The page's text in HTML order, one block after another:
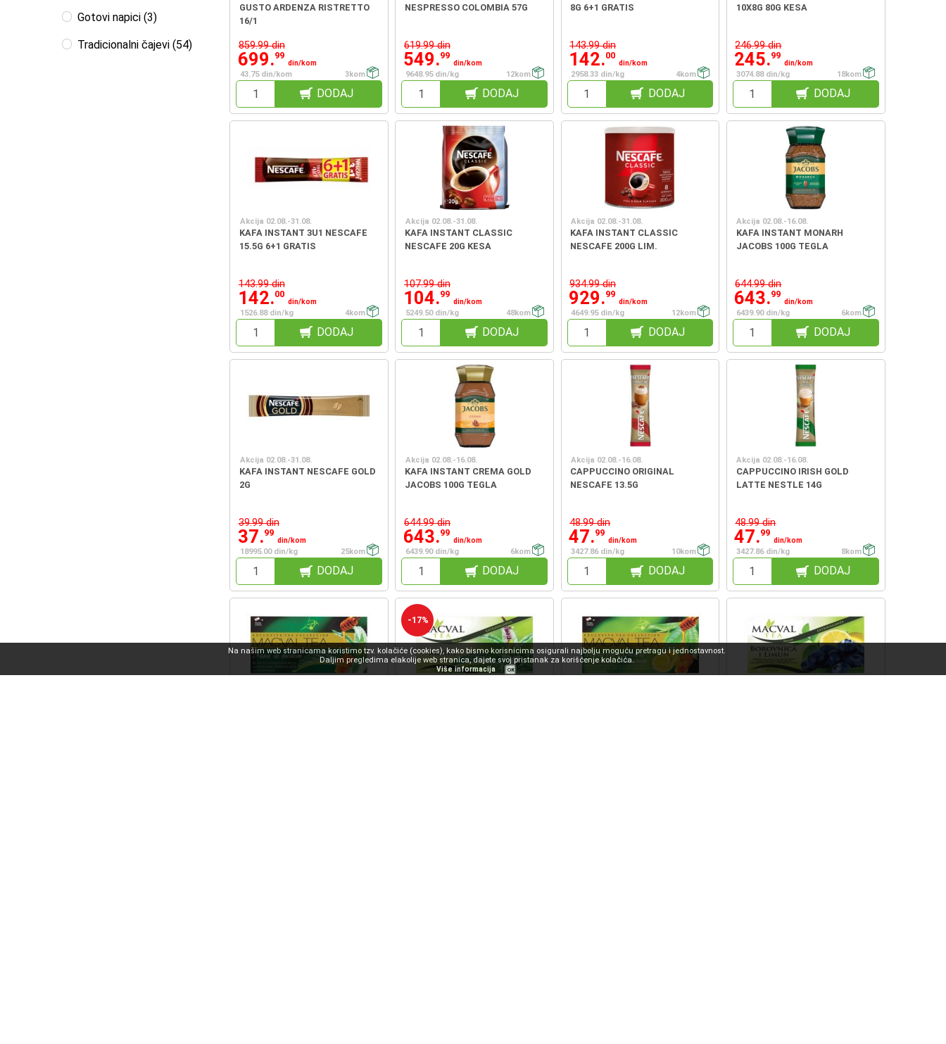
Gotovi napici (3)
Tradicionalni čajevi (54)
GUSTO ARDENZA RISTRETTO
16/1
859.99 din
699.99
din/kom
43.75 din/kom
3kom
DODAJ
NESPRESSO COLOMBIA 57G
619.99 din
549.99
din/kom
9648.95 din/kg
12kom
DODAJ
8G 6+1 GRATIS
143.99 din
142.00
din/kom
2958.33 din/kg
4kom
DODAJ
10X8G 80G KESA
246.99 din
245.99
din/kom
3074.88 din/kg
18kom
DODAJ
Akcija 02.08.-31.08.
KAFA INSTANT 3U1 NESCAFE
15.5G 6+1 GRATIS
143.99 din
142.00
din/kom
1526.88 din/kg
4kom
DODAJ
Akcija 02.08.-31.08.
KAFA INSTANT CLASSIC
NESCAFE 20G KESA
107.99 din
104.99
din/kom
5249.50 din/kg
48kom
DODAJ
Akcija 02.08.-31.08.
KAFA INSTANT CLASSIC
NESCAFE 200G LIM.
934.99 din
929.99
din/kom
4649.95 din/kg
12kom
DODAJ
Akcija 02.08.-16.08.
KAFA INSTANT MONARH
JACOBS 100G TEGLA
644.99 din
643.99
din/kom
6439.90 din/kg
6kom
DODAJ
Akcija 02.08.-31.08.
KAFA INSTANT NESCAFE GOLD
2G
39.99 din
37.99
din/kom
18995.00 din/kg
25kom
DODAJ
Akcija 02.08.-16.08.
KAFA INSTANT CREMA GOLD
JACOBS 100G TEGLA
644.99 din
643.99
din/kom
6439.90 din/kg
6kom
DODAJ
Akcija 02.08.-16.08.
CAPPUCCINO ORIGINAL
NESCAFE 13.5G
48.99 din
47.99
din/kom
3427.86 din/kg
10kom
DODAJ
Akcija 02.08.-16.08.
CAPPUCCINO IRISH GOLD
LATTE NESTLE 14G
48.99 din
47.99
din/kom
3427.86 din/kg
8kom
DODAJ
-17%
Na našim web stranicama koristimo tzv. kolačiće (cookies), kako bismo korisnicima osigurali najbolju moguću pretragu i jednostavnost.
Daljim pregledima elakolije web stranica, dajete svoj pristanak za korišćenje kolačića.
Više informacija OK